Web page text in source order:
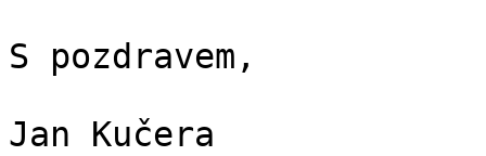
S pozdravem,
Jan Kučera